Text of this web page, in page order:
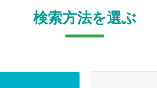
検索方法を選ぶ